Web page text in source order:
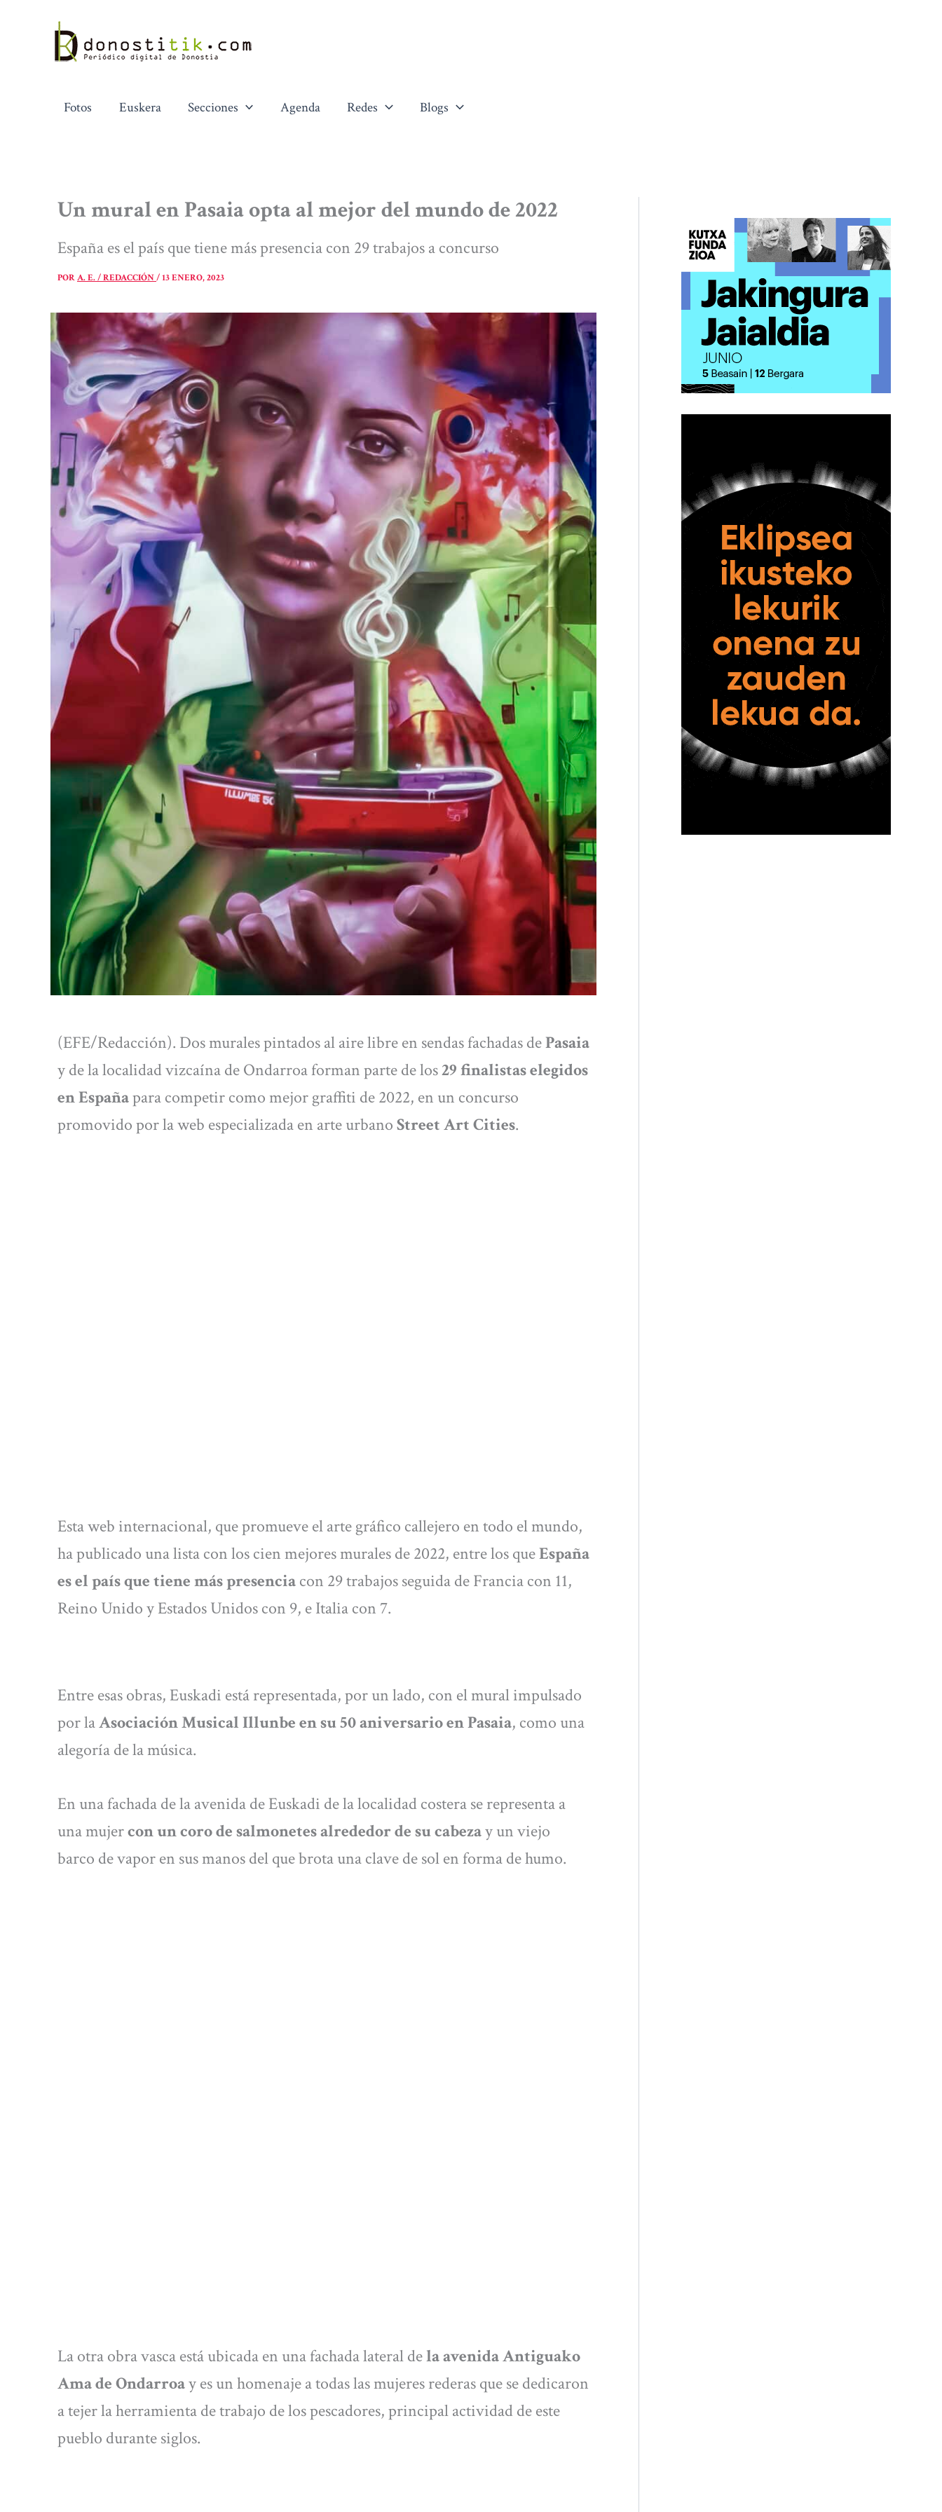
contenido
Fotos Euskera Secciones Agenda Redes Blogs
Un mural en Pasaia opta al mejor del mundo de 2022
España es el país que tiene más presencia con 29 trabajos a concurso
PORA. E. / REDACCIÓN/13 ENERO, 2023
(EFE/Redacción). Dos murales pintados al aire libre en sendas fachadas dePasaia
y de la localidad vizcaína de Ondarroa forman parte de los29 finalistas elegidos
en Españapara competir como mejor graffiti de 2022, en un concurso
promovido por la web especializada en arte urbanoStreet Art Cities.
Esta web internacional, que promueve el arte gráfico callejero en todo el mundo,
ha publicado una lista con los cien mejores murales de 2022, entre los queEspaña
es el país que tiene más presenciacon 29 trabajos seguida de Francia con 11,
Reino Unido y Estados Unidos con 9, e Italia con 7.
Entre esas obras, Euskadi está representada, por un lado, con el mural impulsado
por laAsociación Musical Illunbe en su 50 aniversario en Pasaia, como una
alegoría de la música.
En una fachada de la avenida de Euskadi de la localidad costera se representa a
una mujercon un coro de salmonetes alrededor de su cabezay un viejo
barco de vapor en sus manos del que brota una clave de sol en forma de humo.
La otra obra vasca está ubicada en una fachada lateral dela avenida Antiguako
Ama de Ondarroay es un homenaje a todas las mujeres rederas que se dedicaron
a tejer la herramienta de trabajo de los pescadores, principal actividad de este
pueblo durante siglos.